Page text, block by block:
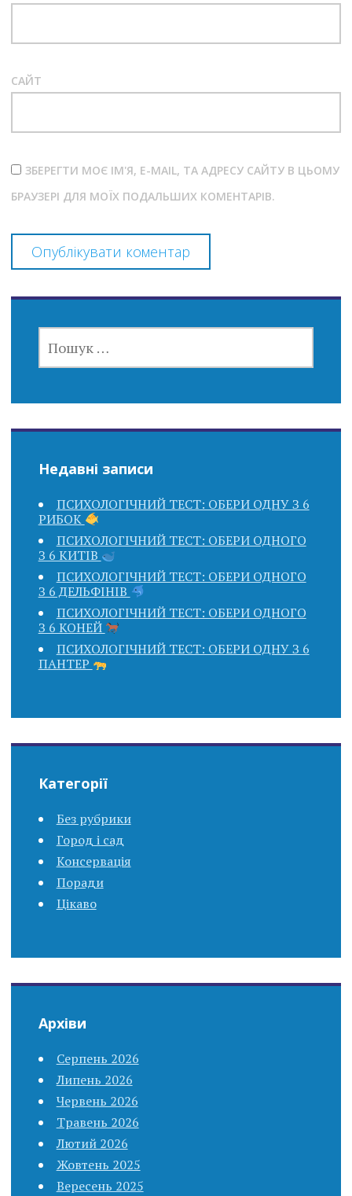
САЙТ
ЗБЕРЕГТИ МОЄ ІМ'Я, E-MAIL, ТА АДРЕСУ САЙТУ В ЦЬОМУ
БРАУЗЕРІ ДЛЯ МОЇХ ПОДАЛЬШИХ КОМЕНТАРІВ.
Недавні записи
ПСИХОЛОГІЧНИЙ ТЕСТ: ОБЕРИ ОДНУ З 6
РИБОК
ПСИХОЛОГІЧНИЙ ТЕСТ: ОБЕРИ ОДНОГО
З 6 КИТІВ
ПСИХОЛОГІЧНИЙ ТЕСТ: ОБЕРИ ОДНОГО
З 6 ДЕЛЬФІНІВ
ПСИХОЛОГІЧНИЙ ТЕСТ: ОБЕРИ ОДНОГО
З 6 КОНЕЙ
ПСИХОЛОГІЧНИЙ ТЕСТ: ОБЕРИ ОДНУ З 6
ПАНТЕР
Категорії
Без рубрики
Город і сад
Консервація
Поради
Цікаво
Архіви
Серпень 2026
Липень 2026
Червень 2026
Травень 2026
Лютий 2026
Жовтень 2025
Вересень 2025